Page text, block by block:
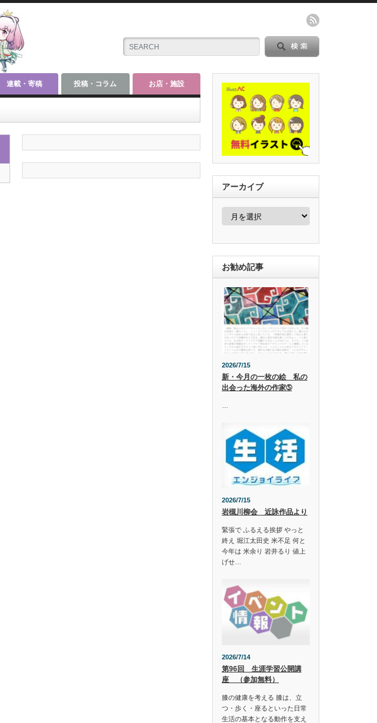
連載・寄稿 投稿・コラム お店・施設
アーカイブ
お勧め記事
2026/7/15
新・今月の一枚の絵 私の
出会った海外の作家➄
2026/7/15
岩槻川柳会 近詠作品より
緊張で ふるえる挨拶 やっと
終え 堀江太田史 米不足 何と
今年は 米余り 岩井るり 値上
げせ…
2026/7/14
第96回 生涯学習公開講
座 （参加無料）
膝の健康を考える 膝は、立
つ・歩く・座るといった日常
生活の基本となる動作を支え